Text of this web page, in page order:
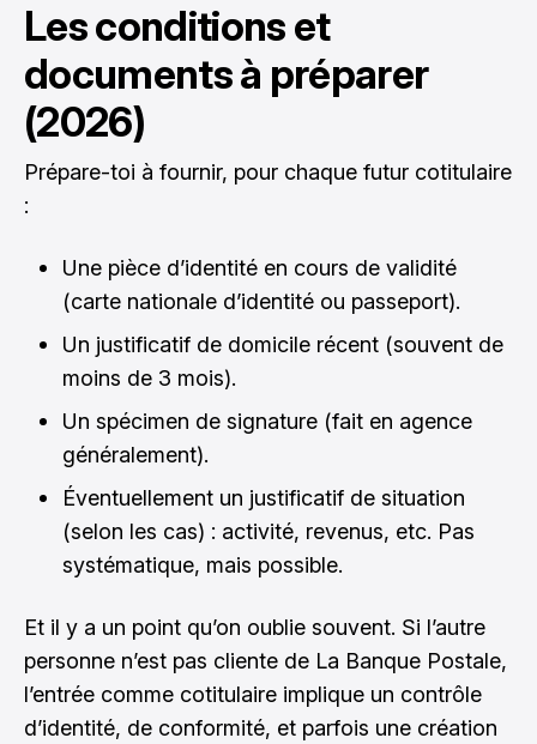
Les conditions et
documents à préparer
(2026)
Prépare-toi à fournir, pour chaque futur cotitulaire
:
Une pièce d’identité en cours de validité
(carte nationale d’identité ou passeport).
Un justificatif de domicile récent (souvent de
moins de 3 mois).
Un spécimen de signature (fait en agence
généralement).
Éventuellement un justificatif de situation
(selon les cas) : activité, revenus, etc. Pas
systématique, mais possible.
Et il y a un point qu’on oublie souvent. Si l’autre
personne n’est pas cliente de La Banque Postale,
l’entrée comme cotitulaire implique un contrôle
d’identité, de conformité, et parfois une création